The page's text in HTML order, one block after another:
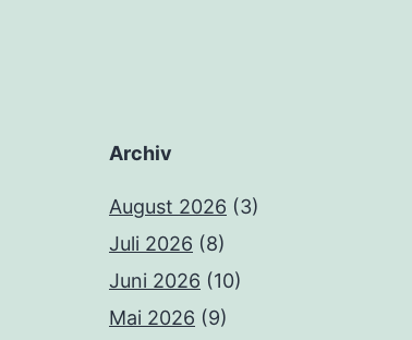
Archiv
August 2026 (3)
Juli 2026 (8)
Juni 2026 (10)
Mai 2026 (9)